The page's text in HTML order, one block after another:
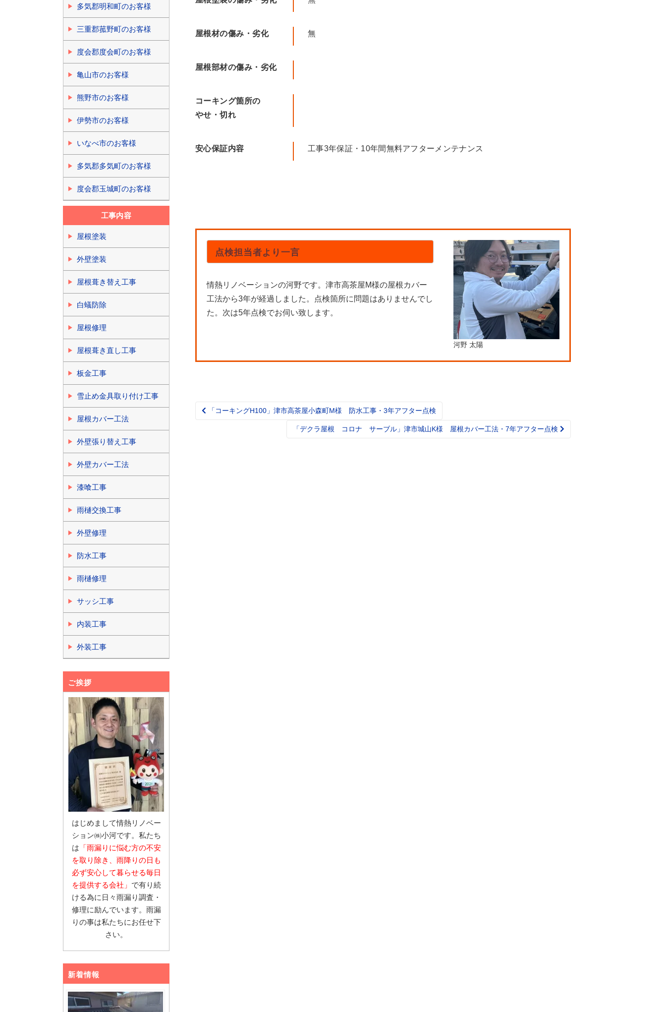
屋根材の傷み・劣化 無
屋根部材の傷み・劣化
コーキング箇所の
やせ・切れ
安心保証内容 工事3年保証・10年間無料アフターメンテナンス
点検担当者より一言
情熱リノベーションの河野です。津市高茶屋M様の屋根カバー
工法から3年が経過しました。点検箇所に問題はありませんでし
た。次は5年点検でお伺い致します。
河野 太陽
Post
「コーキングH100」津市高茶屋小森町M様 防水工事・3年アフター点検
「デクラ屋根 コロナ サーブル」津市城山K様 屋根カバー工法・7年アフター点検
多気郡明和町のお客様
三重郡菰野町のお客様
度会郡度会町のお客様
亀山市のお客様
熊野市のお客様
伊勢市のお客様
いなべ市のお客様
多気郡多気町のお客様
度会郡玉城町のお客様
工事内容
屋根塗装
外壁塗装
屋根葺き替え工事
白蟻防除
屋根修理
屋根葺き直し工事
板金工事
雪止め金具取り付け工事
屋根カバー工法
外壁張り替え工事
外壁カバー工法
漆喰工事
雨樋交換工事
外壁修理
防水工事
雨樋修理
サッシ工事
内装工事
外装工事
ご挨拶
はじめまして情熱リノベー
ション㈱小河です。私たち
は 「雨漏りに悩む方の不安
を取り除き、雨降りの日も
必ず安心して暮らせる毎日
を提供する会社」 で有り続
ける為に日々雨漏り調査・
修理に励んでいます。雨漏
りの事は私たちにお任せ下
さい。
新着情報